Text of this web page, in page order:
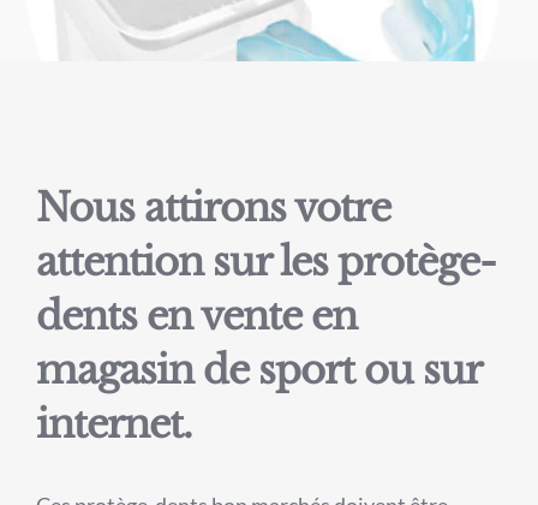
Nous attirons votre
attention sur les protège-
dents en vente en
magasin de sport ou sur
internet.